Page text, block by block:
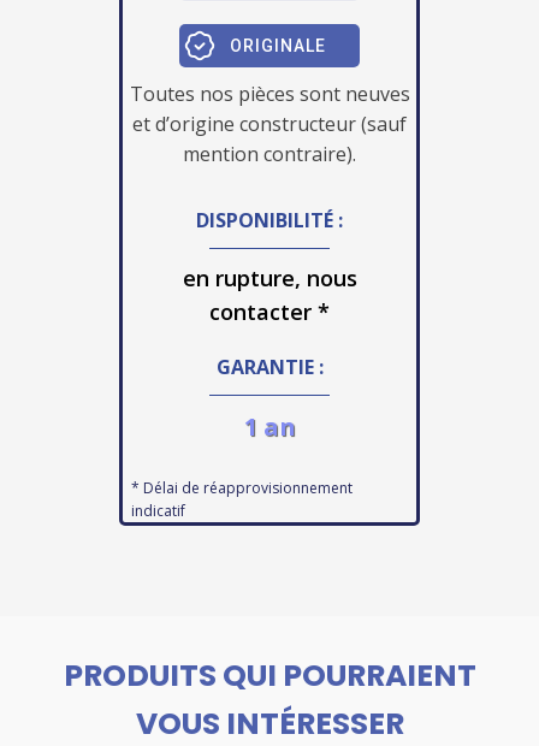
ORIGINALE
Toutes nos pièces sont neuves
et d’origine constructeur (sauf
mention contraire).
DISPONIBILITÉ :
en rupture, nous
contacter *
GARANTIE :
1 an
* Délai de réapprovisionnement
indicatif
PRODUITS QUI POURRAIENT
VOUS INTÉRESSER